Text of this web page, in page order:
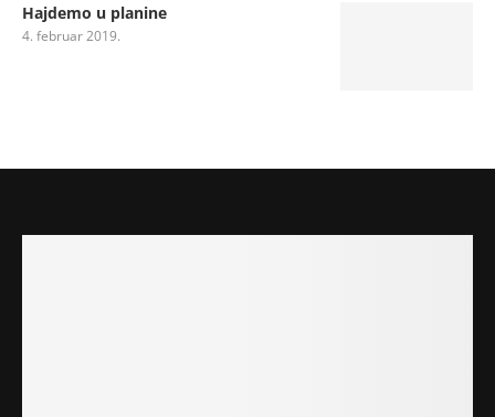
Hajdemo u planine
4. februar 2019.